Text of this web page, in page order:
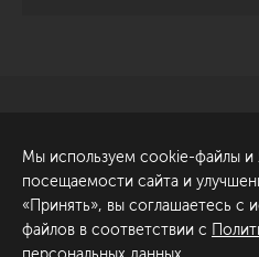
ул. Академика Павлова, 6
к1
+7 (812) 200-95-55
Мы используем cookie-файлы и
посещаемости сайта и
«Принять», вы соглашаетесь с
файлов в соответствии с